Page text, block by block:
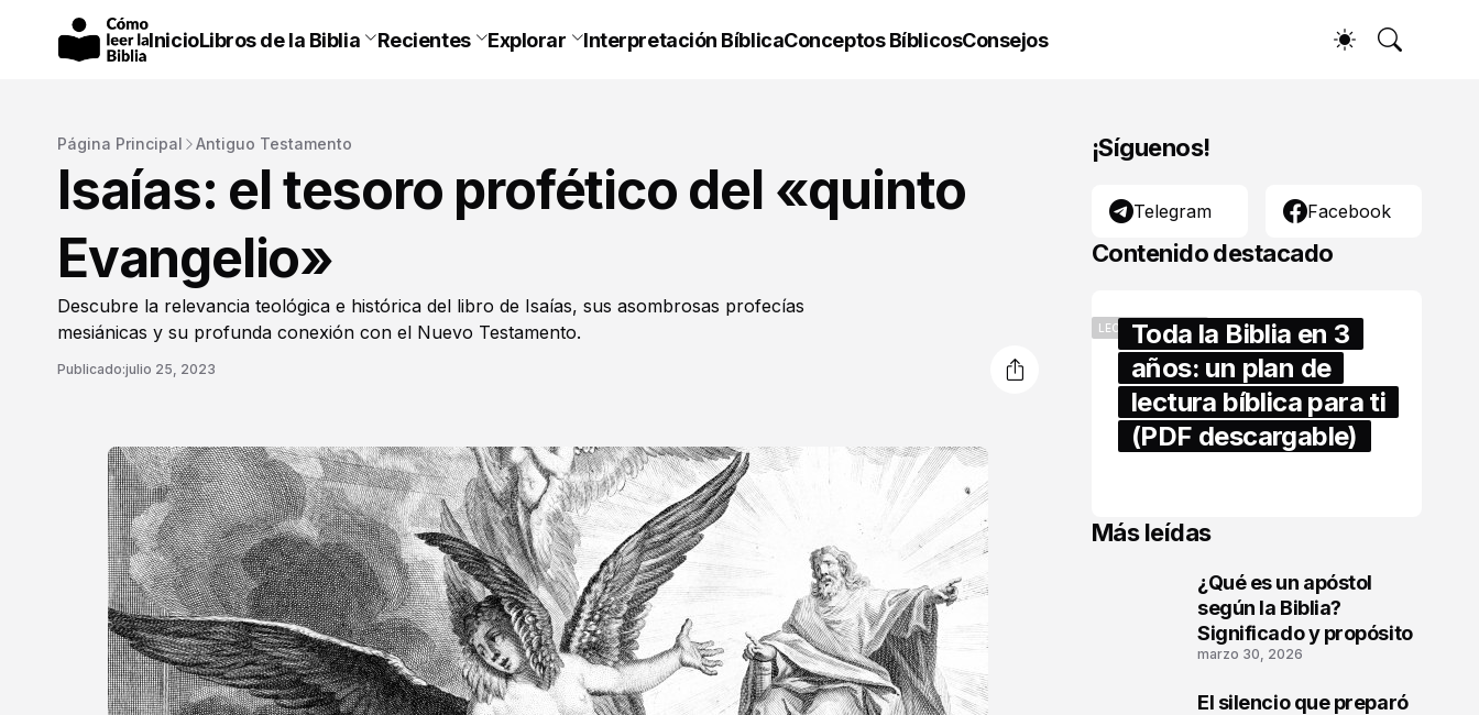
InicioLibros de la Biblia Recientes Explorar Interpretación BíblicaConceptos BíblicosConsejos
Página Principal Antiguo Testamento
Isaías: el tesoro profético del «quinto
Evangelio»
Descubre la relevancia teológica e histórica del libro de Isaías, sus asombrosas profecías
mesiánicas y su profunda conexión con el Nuevo Testamento.
Publicado:julio 25, 2023
¡Síguenos!
Telegram Facebook
Contenido destacado
LECTURA BÍBLICA
Toda la Biblia en 3
años: un plan de
lectura bíblica para ti
(PDF descargable)
Más leídas
¿Qué es un apóstol
según la Biblia?
Significado y propósito
marzo 30, 2026
El silencio que preparó